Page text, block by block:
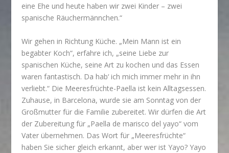
eine Ehe und heute haben wir zwei Kinder – zwei
spanische Räuchermännchen.“
Wir gehen in Richtung Küche. „Mein Mann ist ein
begabter Koch“, erfahre ich, „seine Liebe zur
spanischen Küche, seine Art zu kochen und das Essen
waren fantastisch. Da hab‘ ich mich immer mehr in ihn
verliebt.“ Die Meeresfrüchte-Paella ist kein Alltagsessen.
Zuhause, in Barcelona, wurde sie am Sonntag von der
Großmutter für die Familie zubereitet. Wir dürfen die Art
der Zubereitung für „Paella de marisco del yayo“ vom
Vater übernehmen. Das Wort für „Meeresfrüchte“
haben Sie sicher gleich erkannt, aber wer ist Yayo? Yayo